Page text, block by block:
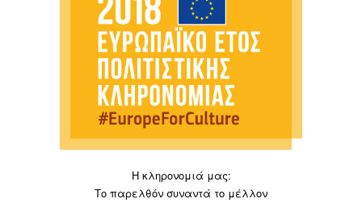
Η κληρονομιά μας:
Το παρελθόν συναντά το μέλλον